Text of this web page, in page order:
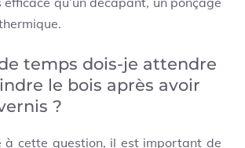
temps dois-je attendre
le bois après avoir
?
à cette question, il est important de